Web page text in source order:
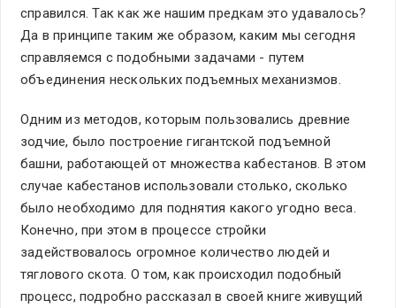
справился. Так как же нашим предкам это удавалось?
Да в принципе таким же образом, каким мы сегодня
справляемся с подобными задачами - путем
объединения нескольких подъемных механизмов.
Одним из методов, которым пользовались древние
зодчие, было построение гигантской подъемной
башни, работающей от множества кабестанов. В этом
случае кабестанов использовали столько, сколько
было необходимо для поднятия какого угодно веса.
Конечно, при этом в процессе стройки
задействовалось огромное количество людей и
тяглового скота. О том, как происходил подобный
процесс, подробно рассказал в своей книге живущий